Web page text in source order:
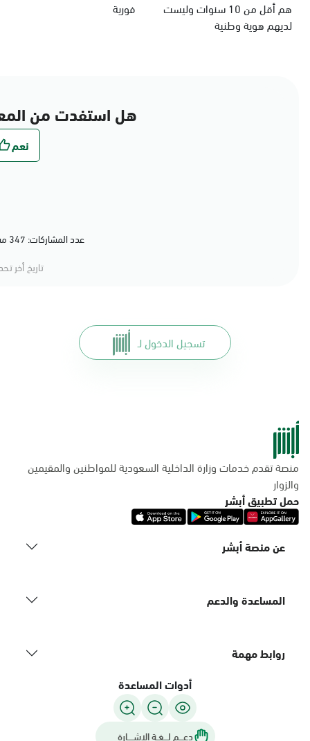
هم أقل من 10 سنوات وليست
لديهم هوية وطنية
فورية
هل استفدت من
عدد المشاركات: 347 مشاركة (79%) أعجبهم المحتوى
تاريخ أخر
تسجيل الدخول لـ
منصة تقدم خدمات وزارة الداخلية السعودية للمواطنين والمقيمين
والزوار
حمل تطبيق أبشر
عن منصة أبشر
المساعدة والدعم
روابط مهمة
أدوات المساعدة
دعـــم لـــغـة الاشــــارة